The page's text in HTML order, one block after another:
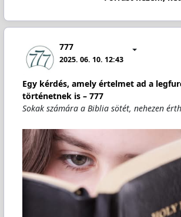
777
2025. 06. 10. 12:43
Egy kérdés, amely értelmet ad a
történetnek is – 777
Sokak számára a Biblia sötét, nehezen